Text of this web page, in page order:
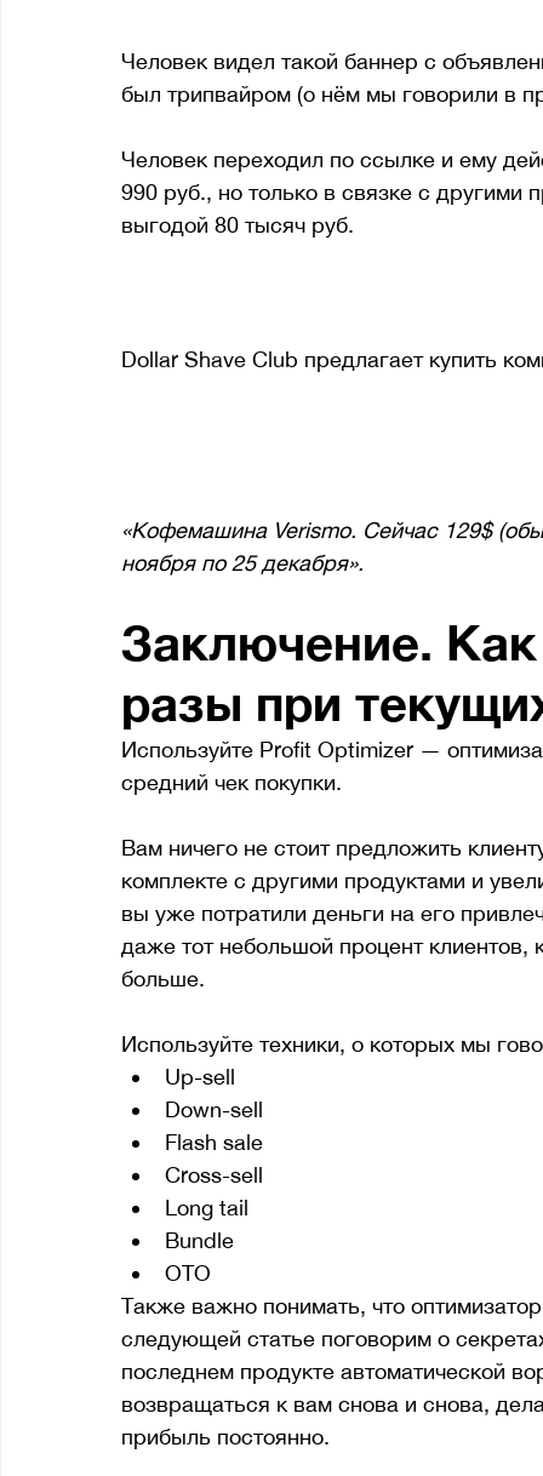
Человек видел такой баннер с
был трипвайром (о нём мы говорили в
Человек переходил по ссылке и ему
990 руб., но только в связке с
выгодой 80 тысяч руб.
Dollar Shave Club предлагает купить
«Кофемашина Verismo. Сейчас 129$
ноября по 25 декабря».
Заключение.
разы при
Используйте Profit Optimizer —
средний чек покупки.
Вам ничего не стоит предложить
комплекте с другими продуктами и
вы уже потратили деньги на его
даже тот небольшой процент клиентов,
больше.
Используйте техники, о которых мы
Up-sell
Down-sell
Flash sale
Cross-sell
Long tail
Bundle
OTO
Также важно понимать, что
следующей статье поговорим о
последнем продукте автоматической
возвращаться к вам снова и снова,
прибыль постоянно.